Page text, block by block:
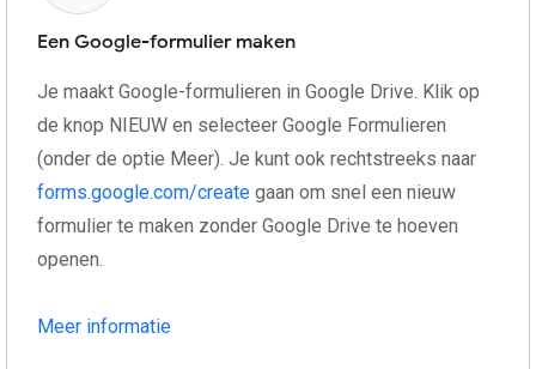
Een Google-formulier maken
Je maakt Google-formulieren in Google Drive. Klik op
de knop NIEUW en selecteer Google Formulieren
(onder de optie Meer). Je kunt ook rechtstreeks naar
forms.google.com/create gaan om snel een nieuw
formulier te maken zonder Google Drive te hoeven
openen.
Meer informatie